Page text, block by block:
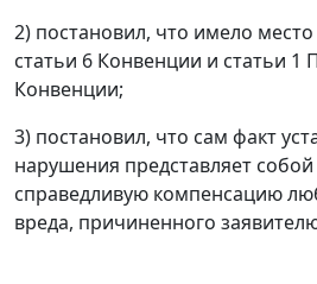
2) постановил, что имело
статьи 6 Конвенции и статьи 1
Конвенции;
3) постановил, что сам факт
нарушения представляет
справедливую компенсацию
вреда, причиненного